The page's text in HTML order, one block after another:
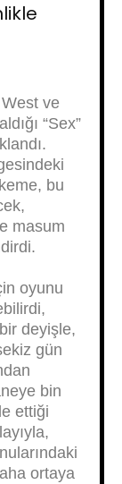
ve
“Sex”
bu
masum
oyunu
deyişle,
gün
bin
ettiği
ortaya